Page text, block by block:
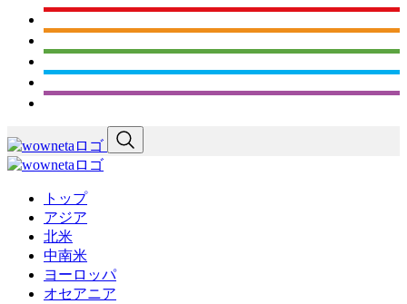
トップ
アジア
北米
中南米
ヨーロッパ
オセアニア